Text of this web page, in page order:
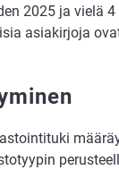
2025 ja vielä
asiakirjoja